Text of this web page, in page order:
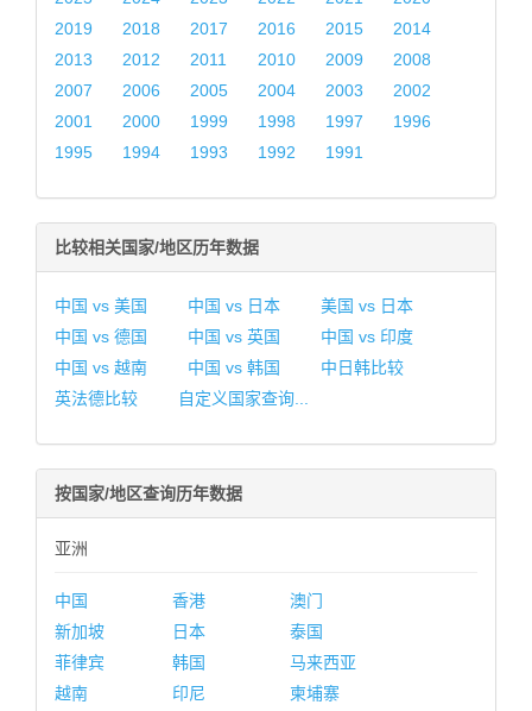
2019
2018 2017 2016 2015
2014
2013
2012 2011 2010 2009
2008
2007
2006 2005 2004 2003
2002
2001
2000 1999 1998 1997
1996
1995
1994 1993 1992 1991
比较相关国家/地区历年数据
中国 vs 美国 中国 vs 日本
美国 vs 日本
中国 vs 德国
中国 vs 英国
中国 vs 印度
中国 vs 越南
中国 vs 韩国
中日韩比较
英法德比较
自定义国家查询...
按国家/地区查询历年数据
亚洲
中国 香港
澳门
新加坡
日本
泰国
菲律宾
韩国
马来西亚
越南
印尼
柬埔寨